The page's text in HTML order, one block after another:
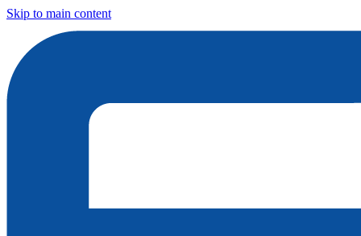
Skip to main content